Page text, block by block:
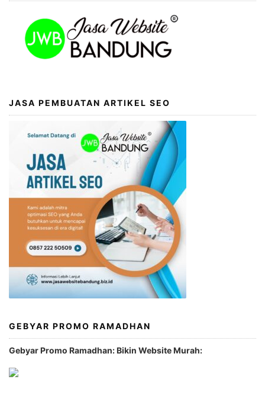
JASA PEMBUATAN ARTIKEL SEO
GEBYAR PROMO RAMADHAN
Gebyar Promo Ramadhan: Bikin Website Murah: